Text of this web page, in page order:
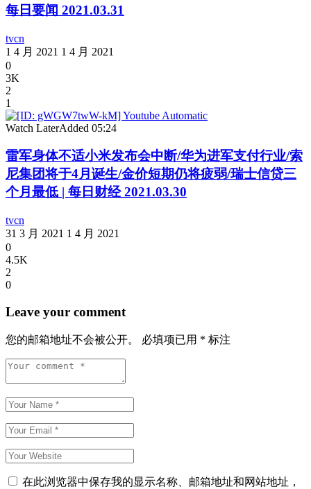
每日要闻 2021.03.31
tvcn
1 4 月 2021 1 4 月 2021
0
3K
2
1
Watch LaterAdded 05:24
雷军身体不适小米发布会中断/华为进军支付行业/索
尼集团将于4月诞生/金价短期仍将疲弱/瑞士信贷三
个月最低 | 每日财经 2021.03.30
tvcn
31 3 月 2021 1 4 月 2021
0
4.5K
2
0
Leave your comment
您的邮箱地址不会被公开。 必填项已用 * 标注
在此浏览器中保存我的显示名称、邮箱地址和网站地址，